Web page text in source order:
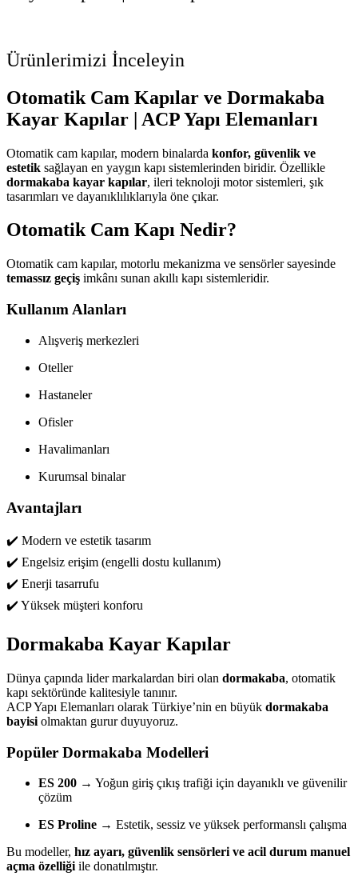
Ürünlerimizi İnceleyin
Otomatik Cam Kapılar ve Dormakaba
Kayar Kapılar | ACP Yapı Elemanları
Otomatik cam kapılar, modern binalarda konfor, güvenlik ve
estetik sağlayan en yaygın kapı sistemlerinden biridir. Özellikle
dormakaba kayar kapılar, ileri teknoloji motor sistemleri, şık
tasarımları ve dayanıklılıklarıyla öne çıkar.
Otomatik Cam Kapı Nedir?
Otomatik cam kapılar, motorlu mekanizma ve sensörler sayesinde
temassız geçiş imkânı sunan akıllı kapı sistemleridir.
Kullanım Alanları
Alışveriş merkezleri
Oteller
Hastaneler
Ofisler
Havalimanları
Kurumsal binalar
Avantajları
✔️ Modern ve estetik tasarım
✔️ Engelsiz erişim (engelli dostu kullanım)
✔️ Enerji tasarrufu
✔️ Yüksek müşteri konforu
Dormakaba Kayar Kapılar
Dünya çapında lider markalardan biri olan dormakaba, otomatik
kapı sektöründe kalitesiyle tanınır.
ACP Yapı Elemanları olarak Türkiye’nin en büyük dormakaba
bayisi olmaktan gurur duyuyoruz.
Popüler Dormakaba Modelleri
ES 200 → Yoğun giriş çıkış trafiği için dayanıklı ve güvenilir
çözüm
ES Proline → Estetik, sessiz ve yüksek performanslı çalışma
Bu modeller, hız ayarı, güvenlik sensörleri ve acil durum manuel
açma özelliğiile donatılmıştır.